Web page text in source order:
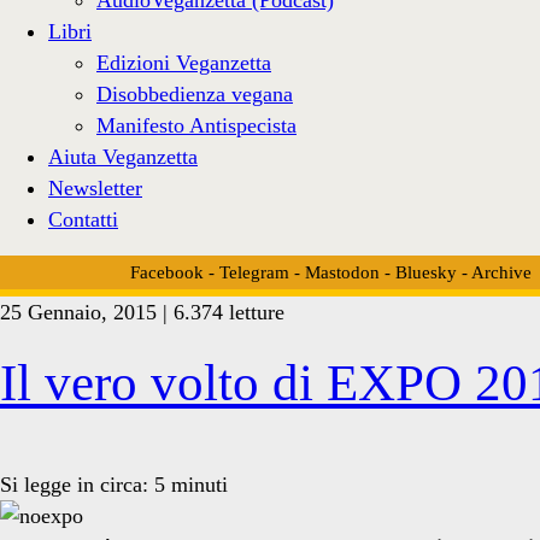
Libri
Edizioni Veganzetta
Disobbedienza vegana
Manifesto Antispecista
Aiuta Veganzetta
Newsletter
Contatti
Facebook - Telegram - Mastodon - Bluesky- Archive
Tag:
25 Gennaio, 2015 | 6.374 letture
Il vero volto di EXPO
Si legge in circa: 5 minuti